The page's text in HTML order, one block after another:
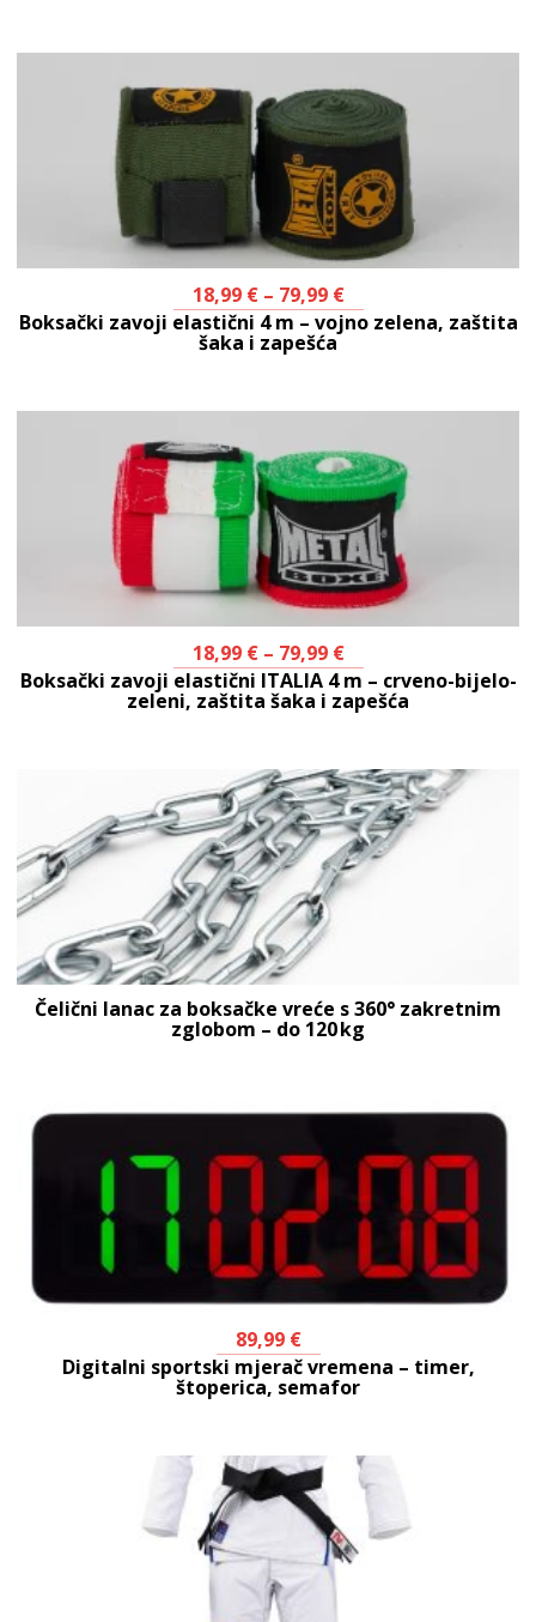
18,99 €– 79,99 €
Boksački zavoji elastični 4 m – vojno zelena, zaštita
šaka i zapešća
18,99 €– 79,99 €
Boksački zavoji elastični ITALIA 4 m – crveno-bijelo-
zeleni, zaštita šaka i zapešća
Čelični lanac za boksačke vreće s 360° zakretnim
zglobom – do 120 kg
89,99 €
Digitalni sportski mjerač vremena – timer,
štoperica, semafor